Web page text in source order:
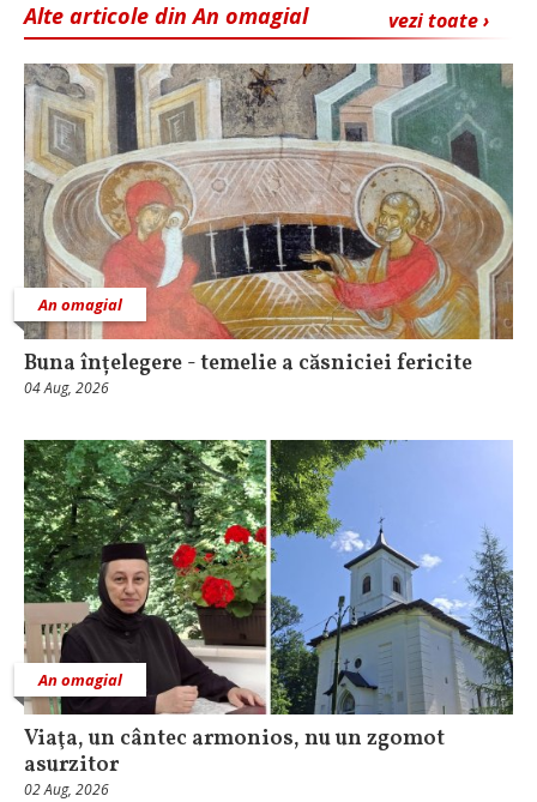
vezi toate ›
Alte articole din An omagial
An omagial
Buna înțelegere - temelie a căsniciei fericite
04 Aug, 2026
An omagial
Viaţa, un cântec armonios, nu un zgomot
asurzitor
02 Aug, 2026